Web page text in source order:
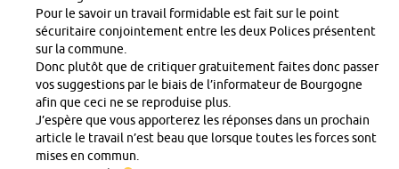
Pour le savoir un travail formidable est fait sur le point
sécuritaire conjointement entre les deux Polices présentent
sur la commune.
Donc plutôt que de critiquer gratuitement faites donc passer
vos suggestions par le biais de l’informateur de Bourgogne
afin que ceci ne se reproduise plus.
J’espère que vous apporterez les réponses dans un prochain
article le travail n’est beau que lorsque toutes les forces sont
mises en commun.